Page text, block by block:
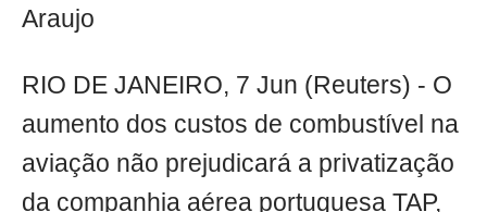
Araujo
RIO DE JANEIRO, 7 Jun (Reuters) - O
aumento dos custos de combustível na
aviação não prejudicará a privatização
da companhia aérea portuguesa TAP,